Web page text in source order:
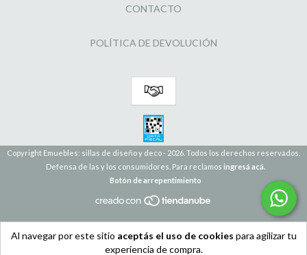
Al navegar por este sitio aceptás el uso de cookies para agilizar tu
experiencia de compra.
CONTACTO
POLÍTICA DE DEVOLUCIÓN
Copyright Emuebles: sillas de diseño y deco - 2026. Todos los derechos reservados.
Defensa de las y los consumidores. Para reclamos ingresá acá.
Botón de arrepentimiento